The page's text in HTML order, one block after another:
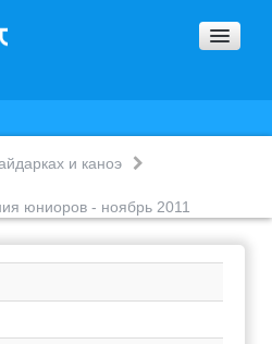
и каноэ
юниоров - ноябрь 2011